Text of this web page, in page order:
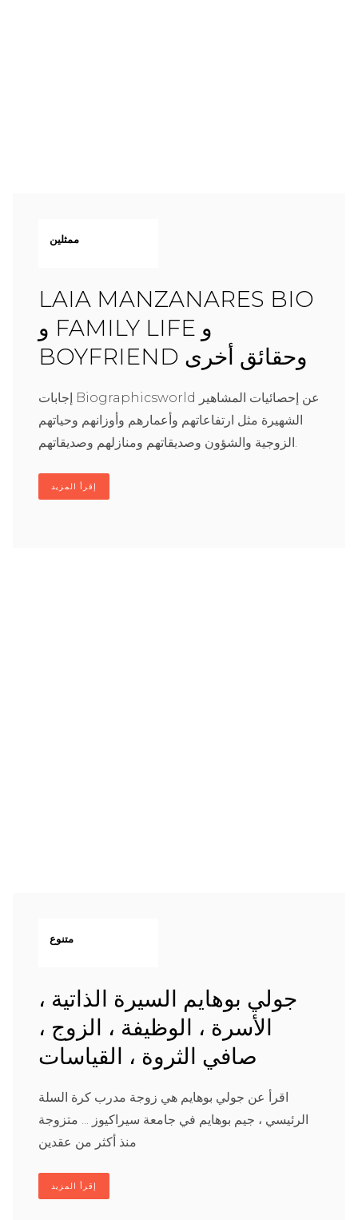
ممثلين
LAIA MANZANARES BIO
و FAMILY LIFE و
BOYFRIEND وحقائق أخرى
إجابات Biographicsworld عن إحصائيات المشاهير
الشهيرة مثل ارتفاعاتهم وأعمارهم وأوزانهم وحياتهم
الزوجية والشؤون وصديقاتهم ومنازلهم وصديقاتهم.
إقرأ المزيد
متنوع
جولي بوهايم السيرة الذاتية ،
الأسرة ، الوظيفة ، الزوج ،
صافي الثروة ، القياسات
اقرأ عن جولي بوهايم هي زوجة مدرب كرة السلة
الرئيسي ، جيم بوهايم في جامعة سيراكيوز ... متزوجة
منذ أكثر من عقدين
إقرأ المزيد